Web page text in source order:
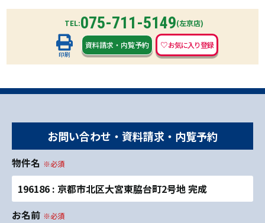
TEL:075-711-5149(左京店)
印刷
資料請求 ・ 内覧予約
お問い合わせ・資料請求・内覧予約
物件名 ※必須
196186 : 京都市北区大宮東脇台町2号地 完成
お名前 ※必須